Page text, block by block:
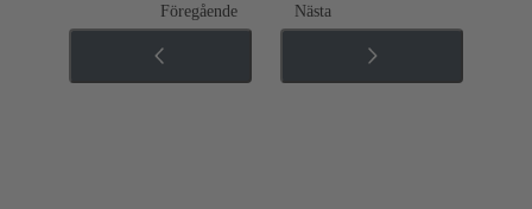
Föregående Nästa